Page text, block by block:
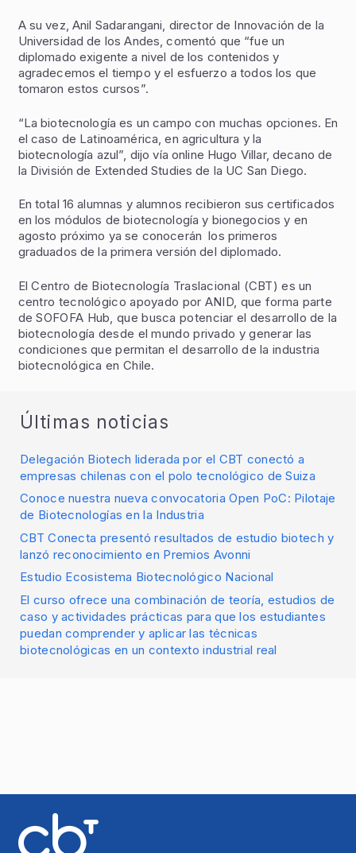
A su vez, Anil Sadarangani, director de Innovación de la
Universidad de los Andes, comentó que “fue un
diplomado exigente a nivel de los contenidos y
agradecemos el tiempo y el esfuerzo a todos los que
tomaron estos cursos”.
“La biotecnología es un campo con muchas opciones. En
el caso de Latinoamérica, en agricultura y la
biotecnología azul”, dijo vía online Hugo Villar, decano de
la División de Extended Studies de la UC San Diego.
En total 16 alumnas y alumnos recibieron sus certificados
en los módulos de biotecnología y bionegocios y en
agosto próximo ya se conocerán los primeros
graduados de la primera versión del diplomado.
El Centro de Biotecnología Traslacional (CBT) es un
centro tecnológico apoyado por ANID, que forma parte
de SOFOFA Hub, que busca potenciar el desarrollo de la
biotecnología desde el mundo privado y generar las
condiciones que permitan el desarrollo de la industria
biotecnológica en Chile.
Últimas noticias
Delegación Biotech liderada por el CBT conectó a
empresas chilenas con el polo tecnológico de Suiza
Conoce nuestra nueva convocatoria Open PoC: Pilotaje
de Biotecnologías en la Industria
CBT Conecta presentó resultados de estudio biotech y
lanzó reconocimiento en Premios Avonni
Estudio Ecosistema Biotecnológico Nacional
El curso ofrece una combinación de teoría, estudios de
caso y actividades prácticas para que los estudiantes
puedan comprender y aplicar las técnicas
biotecnológicas en un contexto industrial real